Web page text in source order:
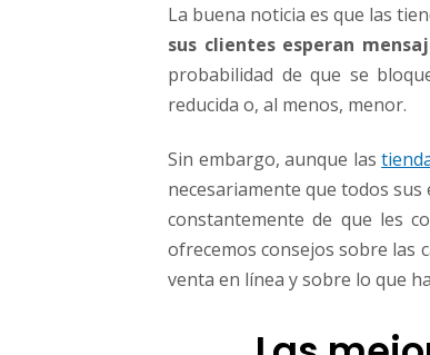
d
a
O
n
i
n
e
d
e
La buena noticia es que las
sus clientes esperan
probabilidad de que se
reducida o, al menos, menor.
Sin embargo, aunque las
necesariamente que todos
constantemente de que les
ofrecemos consejos sobre las
venta en línea y sobre lo que